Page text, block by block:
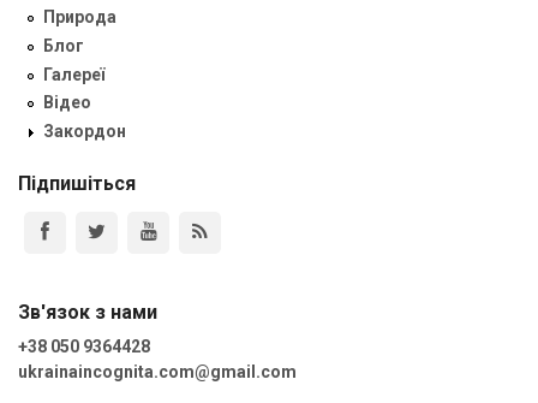
Природа
Блог
Галереї
Відео
Закордон
Підпишіться
Зв'язок з нами
+38 050 9364428
ukrainaincognita.com@gmail.com